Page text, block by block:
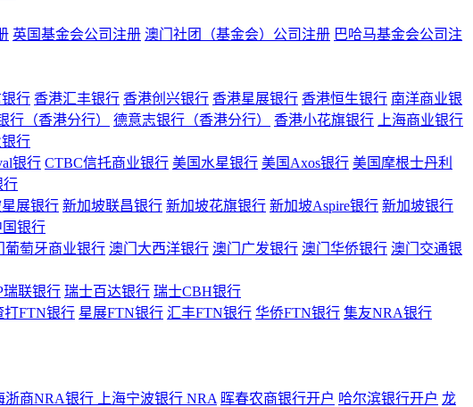
英国基金会公司注册 澳门社团（基金会）公司注册 巴哈马基金会公司注
行 香港汇丰银行 香港创兴银行 香港星展银行 香港恒生银行 南洋商业银
行（香港分行） 德意志银行（香港分行） 香港小花旗银行
上海商业银行
行
银行 CTBC信托商业银行 美国水星银行 美国Axos银行 美国摩根士丹利
行
展银行 新加坡联昌银行 新加坡花旗银行 新加坡Aspire银行 新加坡银行
银行
葡萄牙商业银行 澳门大西洋银行 澳门广发银行 澳门华侨银行 澳门交通银
瑞联银行 瑞士百达银行 瑞士CBH银行
打FTN银行 星展FTN银行 汇丰FTN银行 华侨FTN银行 集友NRA银行
浙商NRA银行 上海宁波银行 NRA 晖春农商银行开户 哈尔滨银行开户 龙